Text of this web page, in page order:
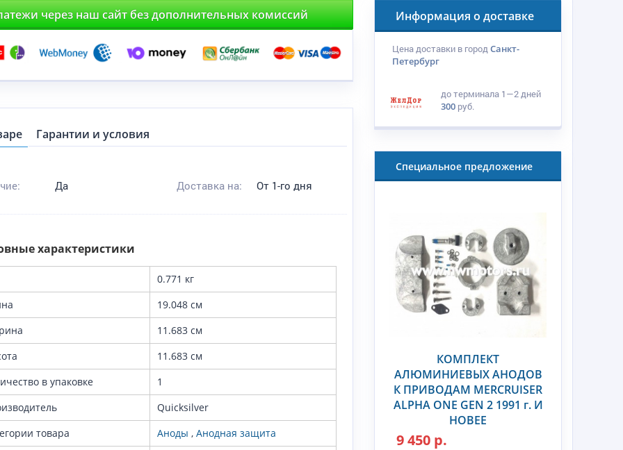
через наш сайт без дополнительных комиссий
Гарантии и условия
Да Доставка на: От 1-го дня
характеристики
0.771 кг
19.048 см
11.683 см
11.683 см
в упаковке
1
Quicksilver
товара
Аноды , Анодная защита
Информация о доставке
Цена доставки в городСанкт-
Петербург
до терминала 1—2 дней
300 руб.
Специальное предложение
КОМПЛЕКТ
АЛЮМИНИЕВЫХ АНОДОВ
К ПРИВОДАМ MERCRUISER
ALPHA ONE GEN 2 1991 г. И
НОВЕЕ
9 450 р.